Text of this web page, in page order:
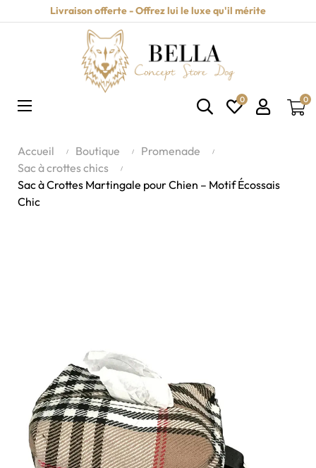
Livraison offerte - Offrez lui le luxe qu'il mérite
Basculer
☰ 0 0
Accueil Boutique
Promenade
Sac à crottes chics
Sac à Crottes Martingale pour Chien – Motif Écossais
Chic